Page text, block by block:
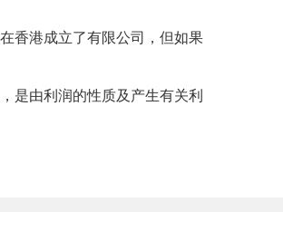
香港成立了有限公司，但如果
是由利润的性质及产生有关利